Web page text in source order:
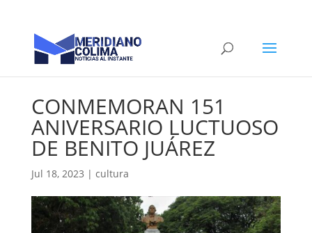
CONMEMORAN 151
ANIVERSARIO LUCTUOSO
DE BENITO JUÁREZ
Jul 18, 2023 | cultura